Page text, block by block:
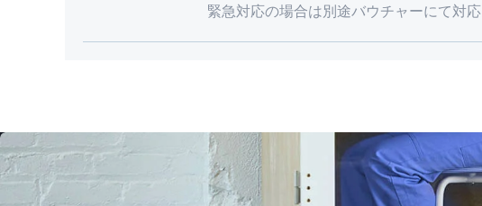
緊急対応の場合は別途バウチャーにて対応